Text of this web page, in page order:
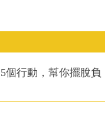
個行動，幫你擺脫負